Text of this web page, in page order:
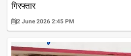
गिरफ्तार
2 June 2026 2:45 PM